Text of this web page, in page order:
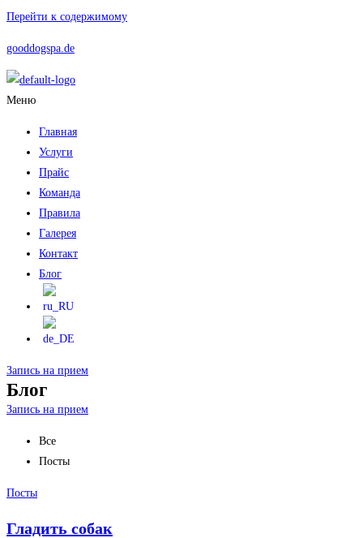
Перейти к содержимому
gooddogspa.de
Меню
Главная
Услуги
Прайс
Команда
Правила
Галерея
Контакт
Блог
Запись на прием
Блог
Запись на прием
Все
Посты
Посты
Гладить собак